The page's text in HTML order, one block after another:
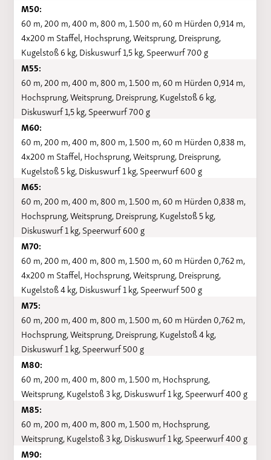
M50:
60 m, 200 m, 400 m, 800 m, 1.500 m, 60 m Hürden 0,914 m,
4x200 m Staffel, Hochsprung, Weitsprung, Dreisprung,
Kugelstoß 6 kg, Diskuswurf 1,5 kg, Speerwurf 700 g
M55:
60 m, 200 m, 400 m, 800 m, 1.500 m, 60 m Hürden 0,914 m,
Hochsprung, Weitsprung, Dreisprung, Kugelstoß 6 kg,
Diskuswurf 1,5 kg, Speerwurf 700 g
M60:
60 m, 200 m, 400 m, 800 m, 1.500 m, 60 m Hürden 0,838 m,
4x200 m Staffel, Hochsprung, Weitsprung, Dreisprung,
Kugelstoß 5 kg, Diskuswurf 1 kg, Speerwurf 600 g
M65:
60 m, 200 m, 400 m, 800 m, 1.500 m, 60 m Hürden 0,838 m,
Hochsprung, Weitsprung, Dreisprung, Kugelstoß 5 kg,
Diskuswurf 1 kg, Speerwurf 600 g
M70:
60 m, 200 m, 400 m, 800 m, 1.500 m, 60 m Hürden 0,762 m,
4x200 m Staffel, Hochsprung, Weitsprung, Dreisprung,
Kugelstoß 4 kg, Diskuswurf 1 kg, Speerwurf 500 g
M75:
60 m, 200 m, 400 m, 800 m, 1.500 m, 60 m Hürden 0,762 m,
Hochsprung, Weitsprung, Dreisprung, Kugelstoß 4 kg,
Diskuswurf 1 kg, Speerwurf 500 g
M80:
60 m, 200 m, 400 m, 800 m, 1.500 m, Hochsprung,
Weitsprung, Kugelstoß 3 kg, Diskuswurf 1 kg, Speerwurf 400 g
M85:
60 m, 200 m, 400 m, 800 m, 1.500 m, Hochsprung,
Weitsprung, Kugelstoß 3 kg, Diskuswurf 1 kg, Speerwurf 400 g
M90: